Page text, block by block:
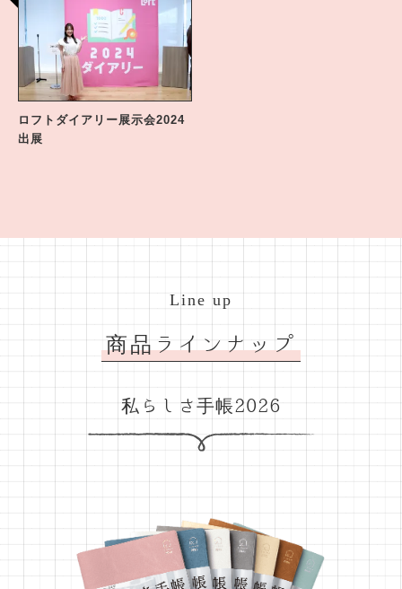
ロフトダイアリー展示会2024
出展
Line up
商品ラインナップ
私らしさ手帳2026